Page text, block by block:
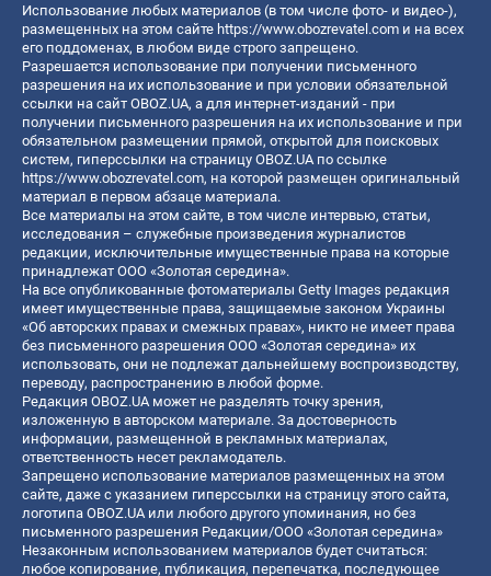
Использование любых материалов (в том числе фото- и видео-),
размещенных на этом сайте https://www.obozrevatel.com и на всех
его поддоменах, в любом виде строго запрещено.
Разрешается использование при получении письменного
разрешения на их использование и при условии обязательной
ссылки на сайт OBOZ.UA, а для интернет-изданий - при
получении письменного разрешения на их использование и при
обязательном размещении прямой, открытой для поисковых
систем, гиперссылки на страницу OBOZ.UA по ссылке
https://www.obozrevatel.com, на которой размещен оригинальный
материал в первом абзаце материала.
Все материалы на этом сайте, в том числе интервью, статьи,
исследования – служебные произведения журналистов
редакции, исключительные имущественные права на которые
принадлежат ООО «Золотая середина».
На все опубликованные фотоматериалы Getty Images редакция
имеет имущественные права, защищаемые законом Украины
«Об авторских правах и смежных правах», никто не имеет права
без письменного разрешения ООО «Золотая середина» их
использовать, они не подлежат дальнейшему воспроизводству,
переводу, распространению в любой форме.
Редакция OBOZ.UA может не разделять точку зрения,
изложенную в авторском материале. За достоверность
информации, размещенной в рекламных материалах,
ответственность несет рекламодатель.
Запрещено использование материалов размещенных на этом
сайте, даже с указанием гиперссылки на страницу этого сайта,
логотипа OBOZ.UA или любого другого упоминания, но без
письменного разрешения Редакции/ООО «Золотая середина»
Незаконным использованием материалов будет считаться:
любое копирование, публикация, перепечатка, последующее